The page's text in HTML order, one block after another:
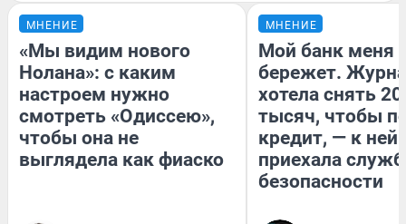
МНЕНИЕ
«Мы видим нового
Нолана»: с каким
настроем нужно
смотреть «Одиссею»,
чтобы она не
выглядела как фиаско
МНЕНИЕ
Мой банк меня
бережет.
хотела снять
тысяч, чтобы
кредит, — к
приехала
безопасности